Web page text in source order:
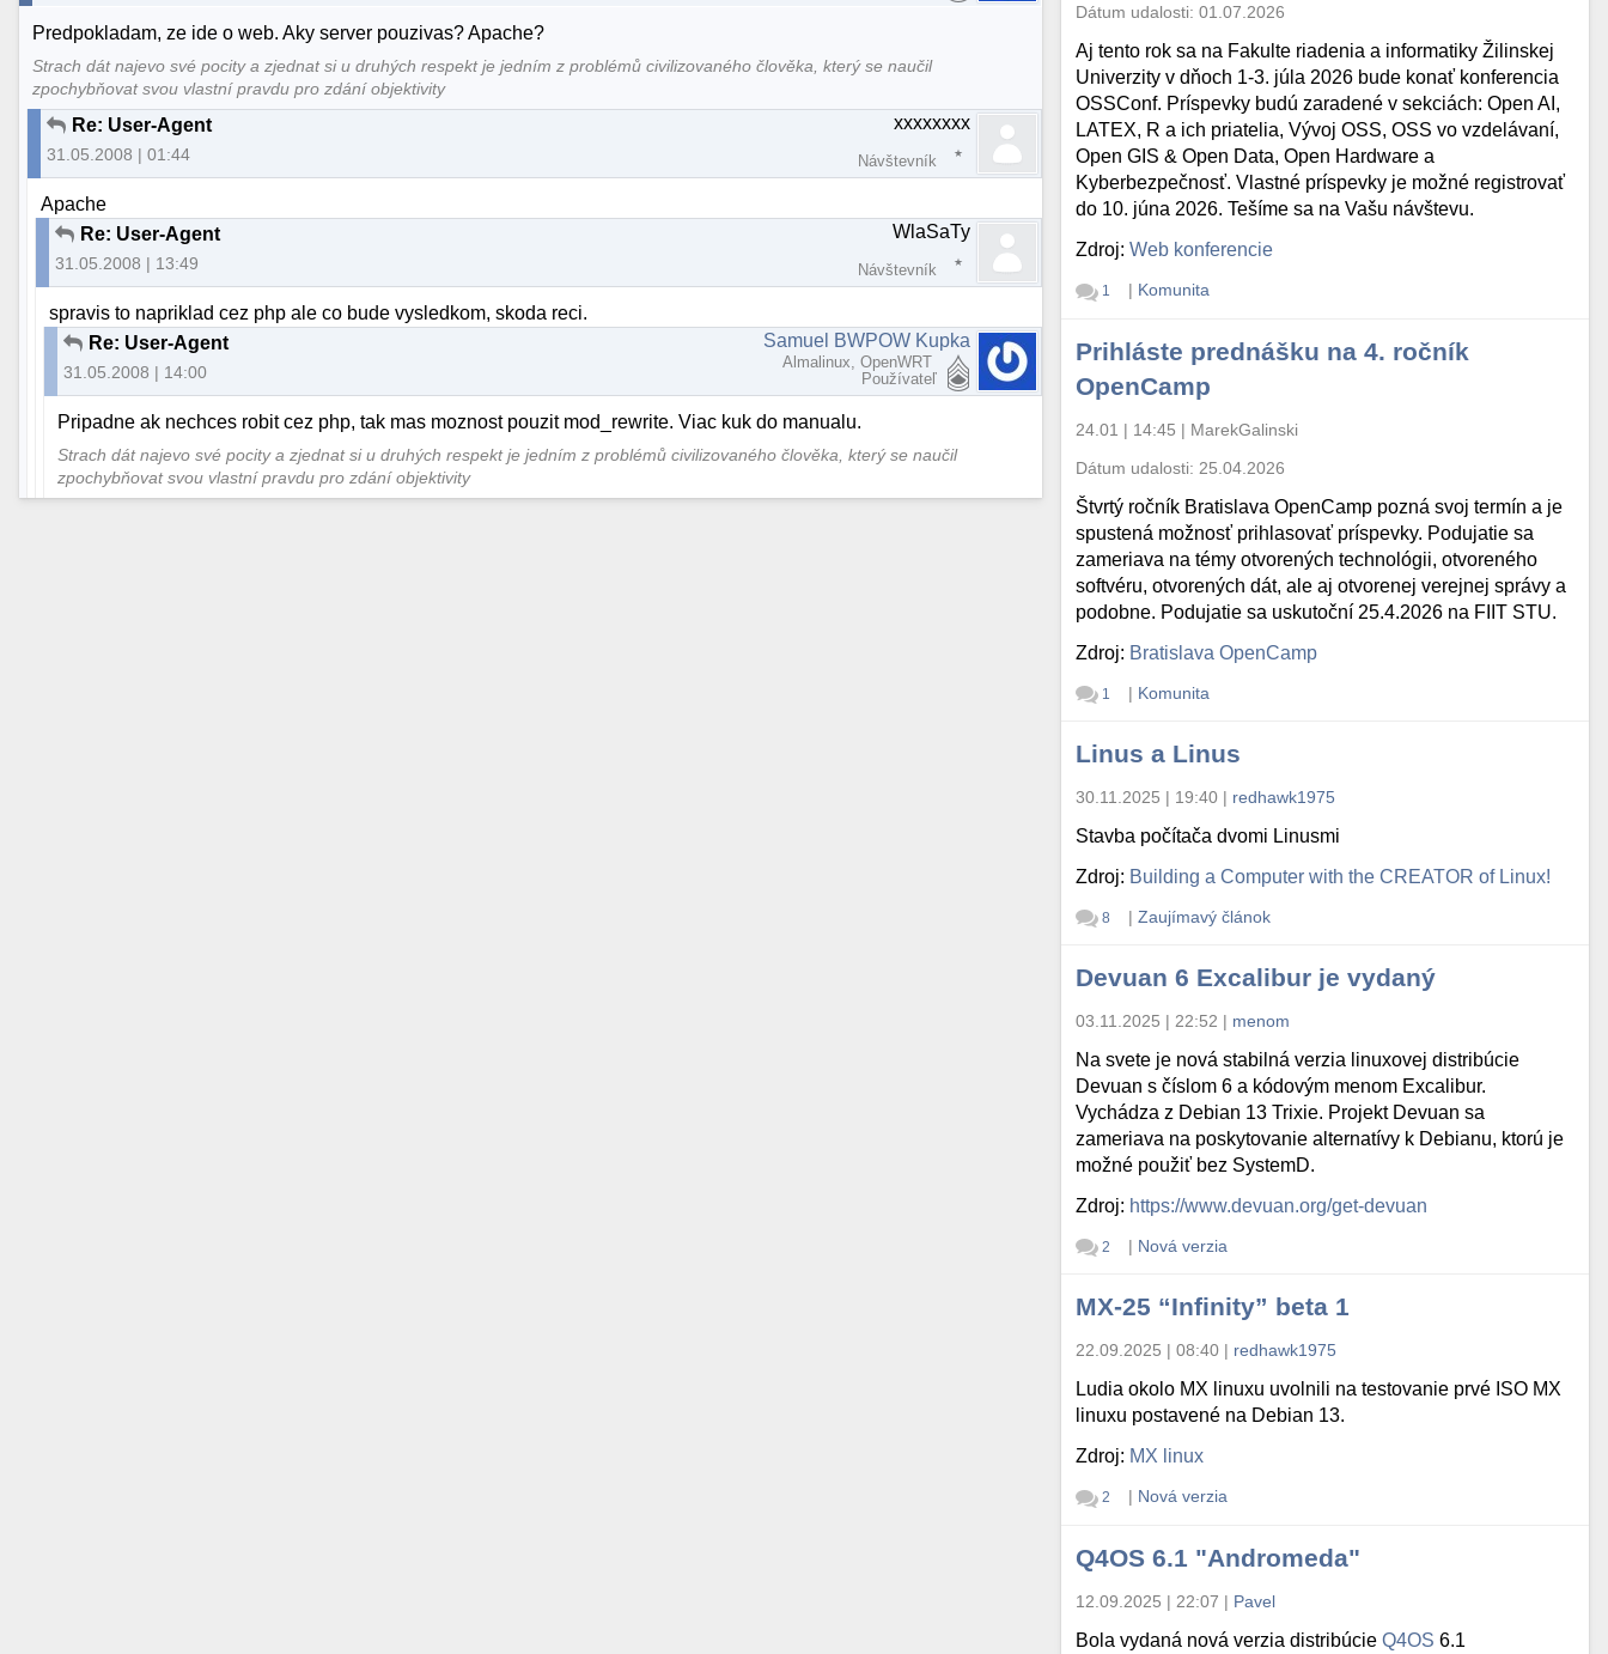
Predpokladam, ze ide o web. Aky server pouzivas? Apache?
Strach dát najevo své pocity a zjednat si u druhých respekt je jedním z problémů civilizovaného člověka, který se naučil
zpochybňovat svou vlastní pravdu pro zdání objektivity
Re: User-Agent
31.05.2008 | 01:44
xxxxxxxx
Návštevník
Apache
Re: User-Agent
31.05.2008 | 13:49
WlaSaTy
Návštevník
spravis to napriklad cez php ale co bude vysledkom, skoda reci.
Re: User-Agent
31.05.2008 | 14:00
Samuel BWPOW Kupka
Almalinux, OpenWRT
Používateľ
Pripadne ak nechces robit cez php, tak mas moznost pouzit mod_rewrite. Viac kuk do manualu.
Strach dát najevo své pocity a zjednat si u druhých respekt je jedním z problémů civilizovaného člověka, který se naučil
zpochybňovat svou vlastní pravdu pro zdání objektivity
Dátum udalosti:01.07.2026
Aj tento rok sa na Fakulte riadenia a informatiky Žilinskej
Univerzity v dňoch 1-3. júla 2026 bude konať konferencia
OSSConf. Príspevky budú zaradené v sekciách: Open AI,
LATEX, R a ich priatelia, Vývoj OSS, OSS vo vzdelávaní,
Open GIS & Open Data, Open Hardware a
Kyberbezpečnosť. Vlastné príspevky je možné registrovať
do 10. júna 2026. Tešíme sa na Vašu návštevu.
Zdroj:Web konferencie
1 | Komunita
Prihláste prednášku na 4. ročník
OpenCamp
24.01 | 14:45 | MarekGalinski
Dátum udalosti: 25.04.2026
Štvrtý ročník Bratislava OpenCamp pozná svoj termín a je
spustená možnosť prihlasovať príspevky. Podujatie sa
zameriava na témy otvorených technológii, otvoreného
softvéru, otvorených dát, ale aj otvorenej verejnej správy a
podobne. Podujatie sa uskutoční 25.4.2026 na FIIT STU.
Zdroj: Bratislava OpenCamp
1 | Komunita
Linus a Linus
30.11.2025 | 19:40 | redhawk1975
Stavba počítača dvomi Linusmi
Zdroj: Building a Computer with the CREATOR of Linux!
8 | Zaujímavý článok
Devuan 6 Excalibur je vydaný
03.11.2025 | 22:52 | menom
Na svete je nová stabilná verzia linuxovej distribúcie
Devuan s číslom 6 a kódovým menom Excalibur.
Vychádza z Debian 13 Trixie. Projekt Devuan sa
zameriava na poskytovanie alternatívy k Debianu, ktorú je
možné použiť bez SystemD.
Zdroj: https://www.devuan.org/get-devuan
2 | Nová verzia
MX-25 “Infinity” beta 1
22.09.2025 | 08:40 | redhawk1975
Ludia okolo MX linuxu uvolnili na testovanie prvé ISO MX
linuxu postavené na Debian 13.
Zdroj: MX linux
2 | Nová verzia
Q4OS 6.1 "Andromeda"
12.09.2025 | 22:07 | Pavel
Bola vydaná nová verzia distribúcieQ4OS 6.1